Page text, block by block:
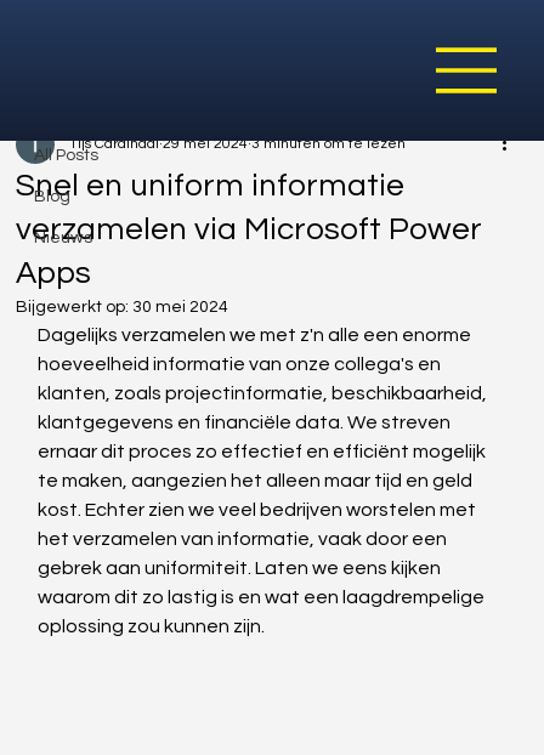
All Posts
Blog
Nieuws
Snel en uniform informatie
verzamelen via Microsoft Power
Apps
Tijs Cardinaal 29 mei 2024 3 minuten om te lezen
Bijgewerkt op: 30 mei 2024
Dagelijks verzamelen we met z'n alle een enorme
hoeveelheid informatie van onze collega's en
klanten, zoals projectinformatie, beschikbaarheid,
klantgegevens en financiële data. We streven
ernaar dit proces zo effectief en efficiënt mogelijk
te maken, aangezien het alleen maar tijd en geld
kost. Echter zien we veel bedrijven worstelen met
het verzamelen van informatie, vaak door een
gebrek aan uniformiteit. Laten we eens kijken
waarom dit zo lastig is en wat een laagdrempelige
oplossing zou kunnen zijn.